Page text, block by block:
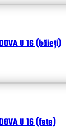
U 16 (băieți)
U 16 (fete)